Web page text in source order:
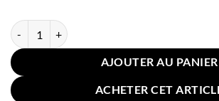
quantité de Oreiller Duvet de Canard Hôtel
AJOUTER AU PANIER
ACHETER CET